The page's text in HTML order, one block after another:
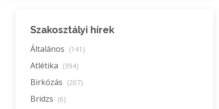
Szakosztályi hírek
Általános (141)
Atlétika (394)
Birkózás (207)
Bridzs (6)